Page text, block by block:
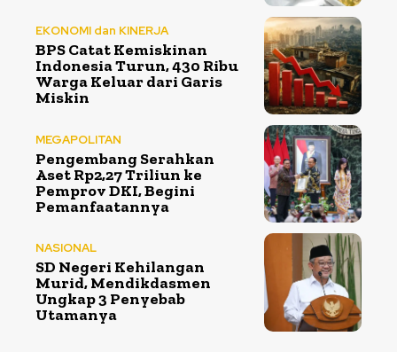
EKONOMI dan KINERJA
BPS Catat Kemiskinan
Indonesia Turun, 430 Ribu
Warga Keluar dari Garis
Miskin
MEGAPOLITAN
Pengembang Serahkan
Aset Rp2,27 Triliun ke
Pemprov DKI, Begini
Pemanfaatannya
NASIONAL
SD Negeri Kehilangan
Murid, Mendikdasmen
Ungkap 3 Penyebab
Utamanya